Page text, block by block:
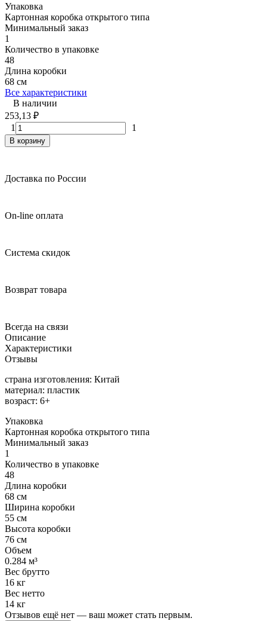
Упаковка
Картонная коробка открытого типа
Минимальный заказ
1
Количество в упаковке
48
Длина коробки
68 см
Все характеристики
В наличии
253,13 ₽
1
1
В корзину
Доставка по России
On-line оплата
Система скидок
Возврат товара
Всегда на связи
Описание
Характеристики
Отзывы
страна изготовления: Китай
материал: пластик
возраст: 6+
Упаковка
Картонная коробка открытого типа
Минимальный заказ
1
Количество в упаковке
48
Длина коробки
68 см
Ширина коробки
55 см
Высота коробки
76 см
Объем
0.284 м³
Вес брутто
16 кг
Вес нетто
14 кг
Отзывов ещё нет — ваш может стать первым.